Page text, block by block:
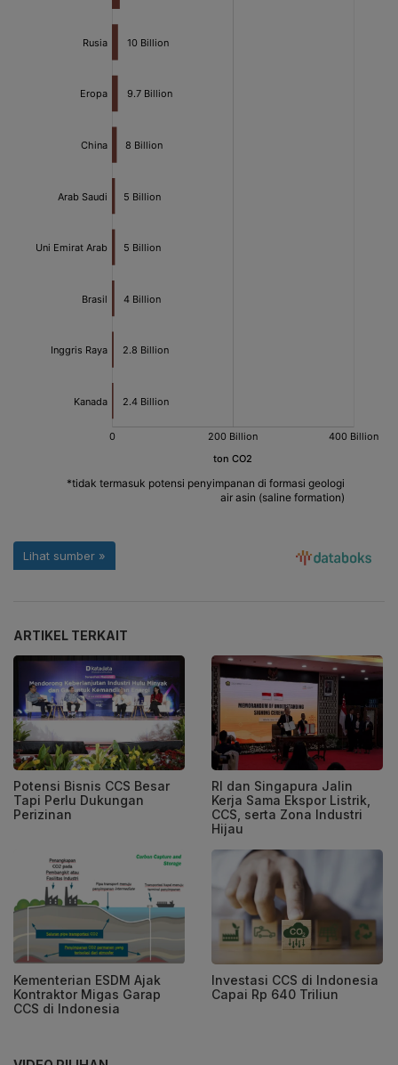
ARTIKEL TERKAIT
Potensi Bisnis CCS Besar
Tapi Perlu Dukungan
Perizinan
RI dan Singapura Jalin
Kerja Sama Ekspor Listrik,
CCS, serta Zona Industri
Hijau
Kementerian ESDM Ajak
Kontraktor Migas Garap
CCS di Indonesia
Investasi CCS di Indonesia
Capai Rp 640 Triliun